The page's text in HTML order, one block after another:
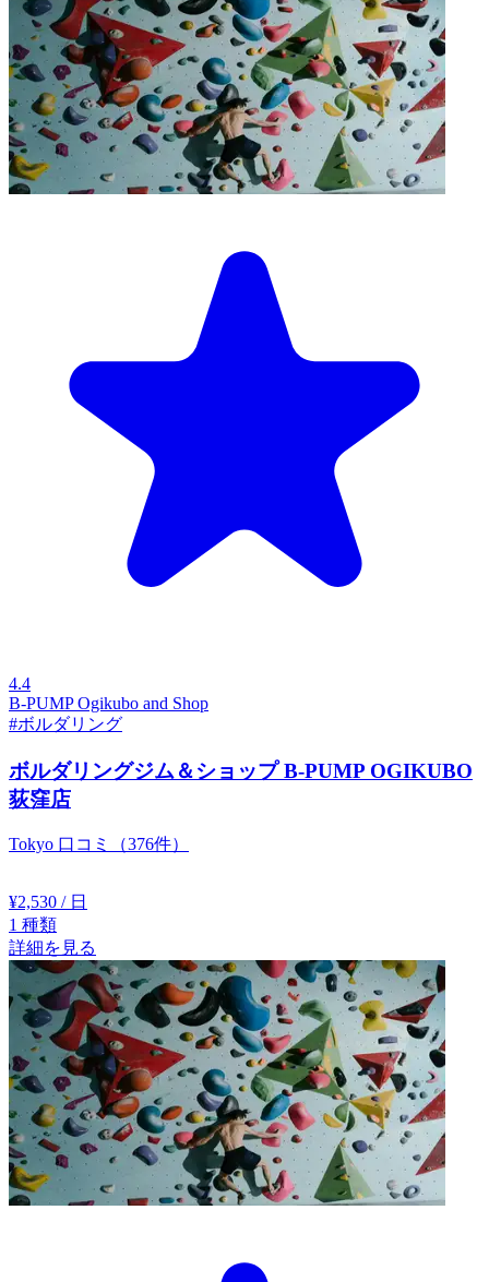
4.4
B-PUMP Ogikubo and Shop
#ボルダリング
ボルダリングジム＆ショップ B-PUMP OGIKUBO
荻窪店
Tokyo 口コミ（376件）
¥2,530 / 日
1 種類
詳細を見る